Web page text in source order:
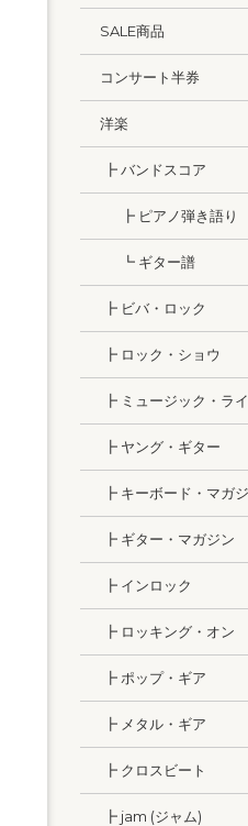
SALE商品
コンサート半券
洋楽
┣ バンドスコア
┣ ピアノ弾き語り
┗ ギター譜
┣ ビバ・ロック
┣ ロック・ショウ
┣ ミュージック・ラ
┣ ヤング・ギター
┣ キーボード・マガ
┣ ギター・マガジン
┣ インロック
┣ ロッキング・オン
┣ ポップ・ギア
┣ メタル・ギア
┣ クロスビート
┣ jam (ジャム)